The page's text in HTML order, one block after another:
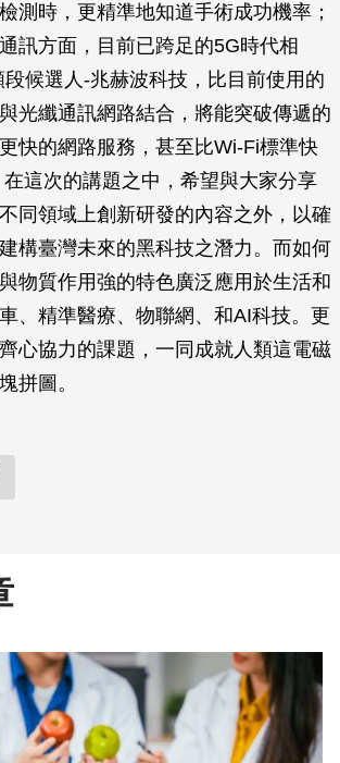
測時，更精準地知道手術成功機率；
訊方面，目前已跨足的5G時代相
段候選人-兆赫波科技，比目前使用的
光纖通訊網路結合，將能突破傳遞的
快的網路服務，甚至比Wi-Fi標準快
這次的講題之中，希望與大家分享
同領域上創新研發的內容之外，以確
構臺灣未來的黑科技之潛力。而如何
物質作用強的特色廣泛應用於生活和
、精準醫療、物聯網、和AI科技。更
心協力的課題，一同成就人類這電磁
拼圖。